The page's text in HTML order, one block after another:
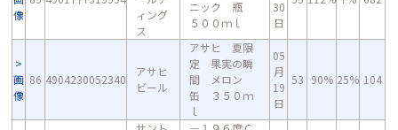
像
ィング
ス
ニック 瓶
５００ｍｌ
30
日
画
像
86 4904230052340
アサヒ
ビール
アサヒ 夏限
定 果実の瞬
間 メロン
缶 ３５０ｍ
ｌ
05
月
19
日
53 90% 25% 104